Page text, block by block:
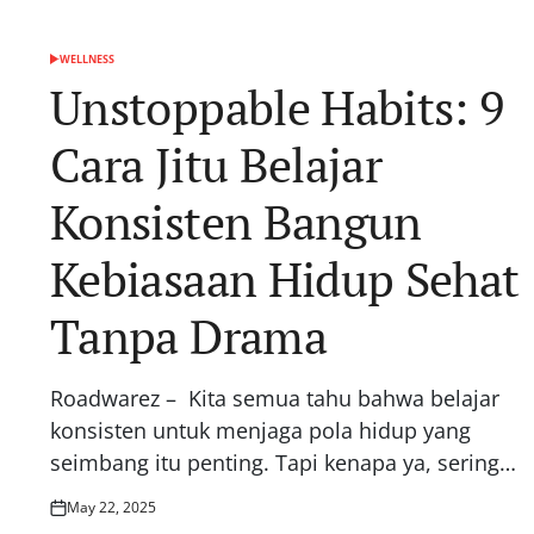
POSTED
WELLNESS
Unstoppable Habits: 9
Cara Jitu Belajar
Konsisten Bangun
Kebiasaan Hidup Sehat
Tanpa Drama
Roadwarez – Kita semua tahu bahwa belajar
konsisten untuk menjaga pola hidup yang
seimbang itu penting. Tapi kenapa ya, sering…
Posted
May 22, 2025